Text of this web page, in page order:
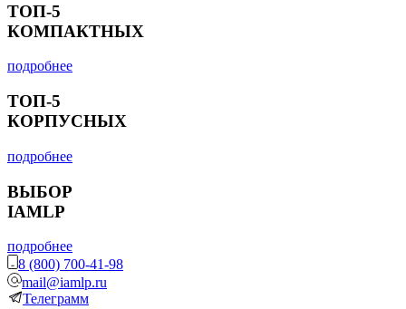
ТОП-5
КОМПАКТНЫХ
подробнее
ТОП-5
КОРПУСНЫХ
подробнее
ВЫБОР
IAMLP
подробнее
8 (800) 700-41-98
mail@iamlp.ru
Телеграмм